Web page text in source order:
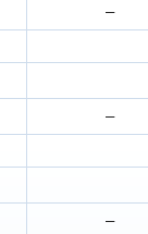
–
–
–